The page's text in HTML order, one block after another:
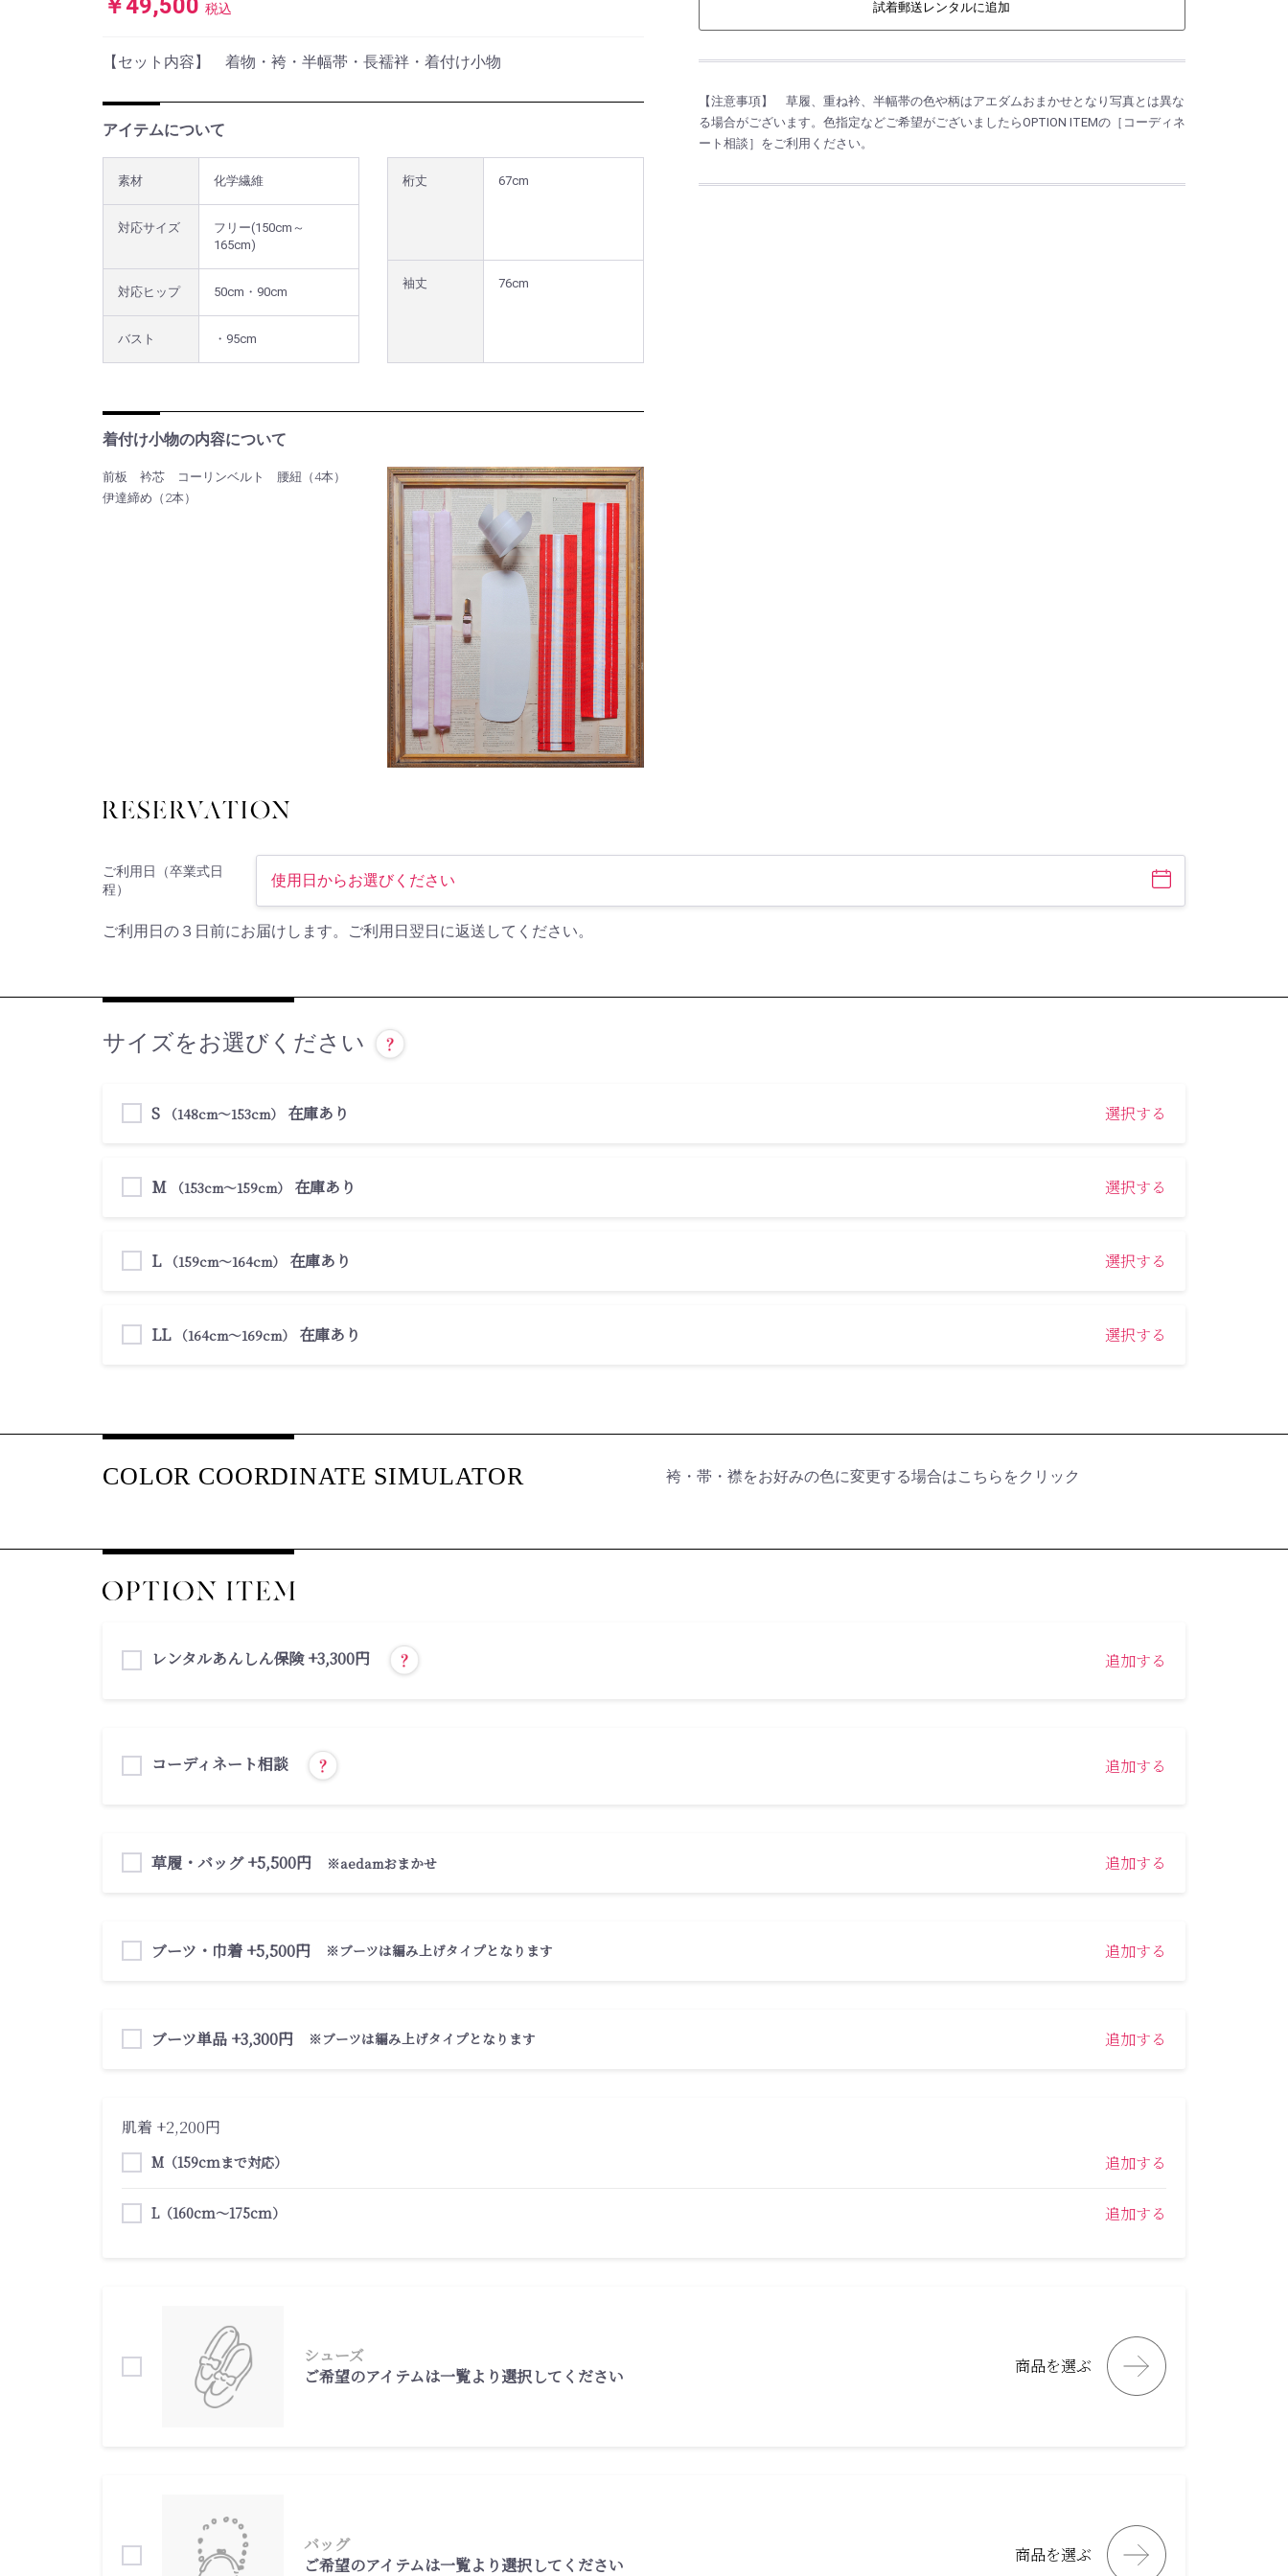
￥49,500 税込
【セット内容】 着物・袴・半幅帯・長襦袢・着付け小物
アイテムについて
素材 化学繊維
対応サイズ
フリー(150cm～
165cm)
対応ヒップ 50cm・90cm
バスト ・95cm
桁丈 67cm
袖丈 76cm
着付け小物の内容について
前板 衿芯 コーリンベルト 腰紐（4本）
伊達締め（2本）
試着郵送レンタルに追加
【注意事項】 草履、重ね衿、半幅帯の色や柄はアエダムおまかせとなり写真とは異な
る場合がございます。色指定などご希望がございましたらOPTION ITEMの［コーディネ
ート相談］をご利用ください。
ご利用日（卒業式日
程）
ご利用日の３日前にお届けします。ご利用日翌日に返送してください。
サイズをお選びください
S （148cm〜153cm） 在庫あり 選択する
M （153cm〜159cm） 在庫あり 選択する
L （159cm〜164cm） 在庫あり 選択する
LL （164cm〜169cm） 在庫あり 選択する
袴・帯・襟をお好みの色に変更する場合はこちらをクリック
レンタルあんしん保険 +3,300円 追加する
コーディネート相談 追加する
草履・バッグ +5,500円 ※aedamおまかせ 追加する
ブーツ・巾着 +5,500円 ※ブーツは編み上げタイプとなります 追加する
ブーツ単品 +3,300円 ※ブーツは編み上げタイプとなります 追加する
肌着 +2,200円
M（159cmまで対応） 追加する
L（160cm～175cm） 追加する
シューズ
ご希望のアイテムは一覧より選択してください
商品を選ぶ
バッグ
ご希望のアイテムは一覧より選択してください
商品を選ぶ